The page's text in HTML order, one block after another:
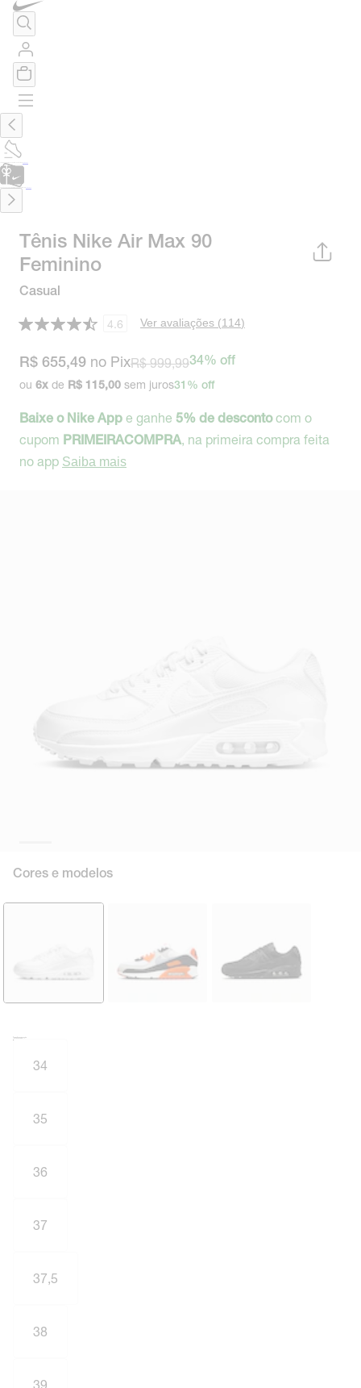
Tênis Nike Air Max 90
Feminino
Casual
4.6 Ver avaliações (114)
R$ 655,49 no PixR$ 999,9934% off
ou 6x de R$ 115,00 sem juros31% off
Baixe o Nike App e ganhe 5% de descontocom o
cupom PRIMEIRACOMPRA, na primeira compra feita
no app Saiba mais
Cores e modelos
34
35
36
37
37,5
38
39